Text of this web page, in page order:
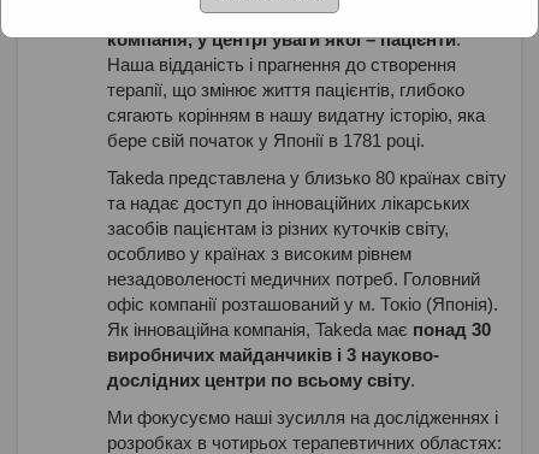
науково-дослідницька ціннісно-орієнтована
компанія, у центрі уваги якої – пацієнти.
Наша відданість і прагнення до створення
терапії, що змінює життя пацієнтів, глибоко
сягають корінням в нашу видатну історію, яка
бере свій початок у Японії в 1781 році.
Takeda представлена у близько 80 країнах світу
та надає доступ до інноваційних лікарських
засобів пацієнтам із різних куточків світу,
особливо у країнах з високим рівнем
незадоволеності медичних потреб. Головний
офіс компанії розташований у м. Токіо (Японія).
Як інноваційна компанія, Takeda має понад 30
виробничих майданчиків і 3 науково-
дослідних центри по всьому світу.
Ми фокусуємо наші зусилля на дослідженнях і
розробках в чотирьох терапевтичних областях: